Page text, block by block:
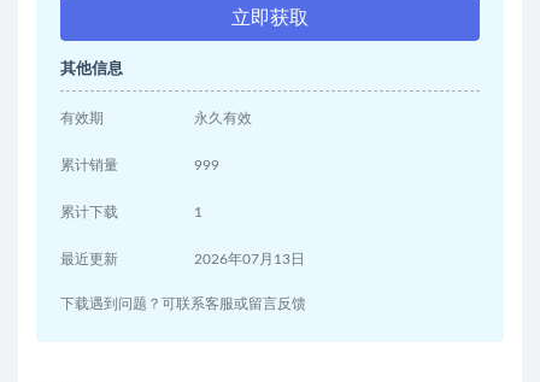
立即获取
其他信息
有效期 永久有效
累计销量 999
累计下载 1
最近更新 2026年07月13日
下载遇到问题？可联系客服或留言反馈